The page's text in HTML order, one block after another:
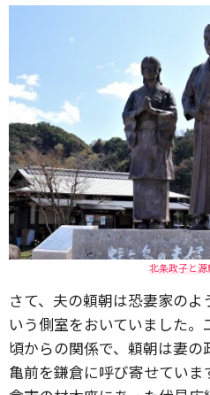
北条政子と
さて、夫の頼朝は恐妻家のよ
いう側室をおいていました
頃からの関係で、頼朝は妻の
亀前を鎌倉に呼び寄せていま